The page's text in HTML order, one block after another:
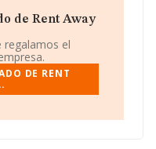
inscrita en el Registro
Tiene CNAE: 6832 -
inmobiliaria'.
mercados exteriores.
y teniendo
de INFORMA, ha
de Rent Away
regalamos el
DE RENT